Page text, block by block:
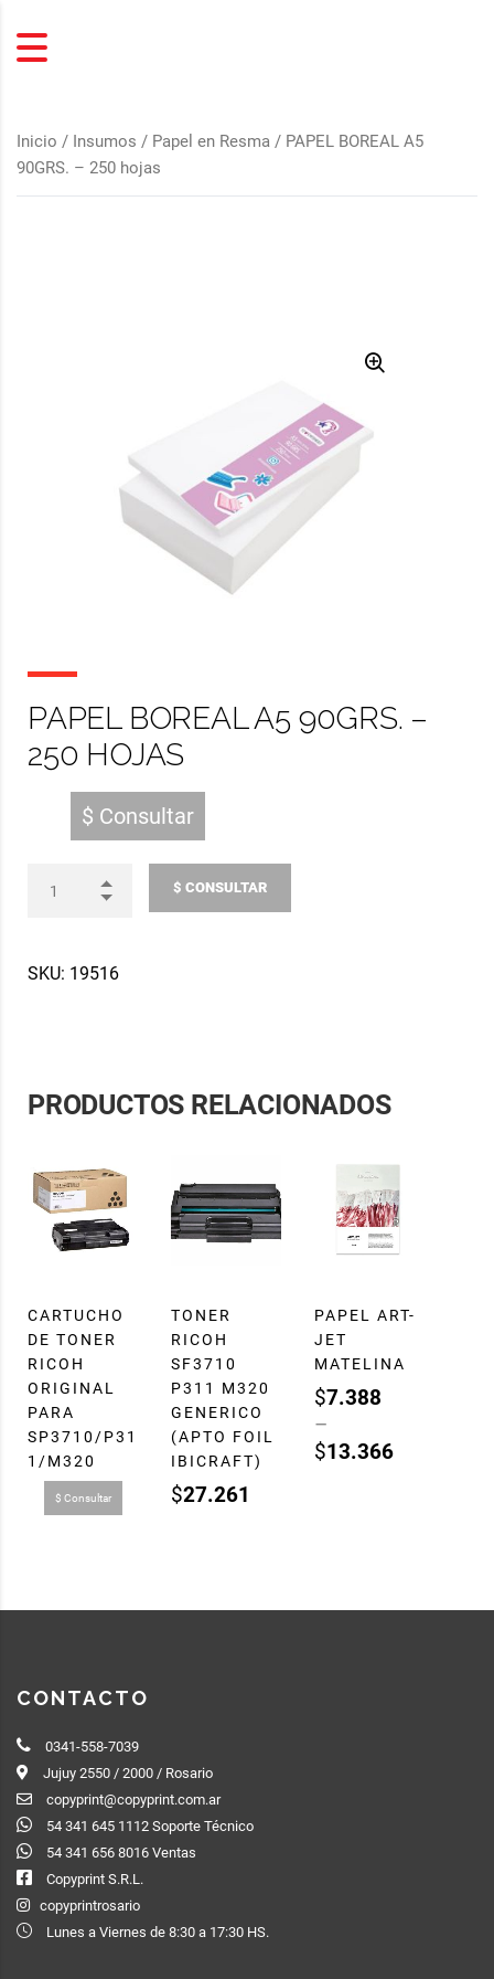
Inicio / Insumos / Papel en Resma / PAPEL BOREAL A5
90GRS. – 250 hojas
PAPEL BOREAL A5 90GRS. –
250 HOJAS
$ Consultar
$ CONSULTAR
SKU: 19516
PRODUCTOS RELACIONADOS
CARTUCHO
DE TONER
RICOH
ORIGINAL
PARA
SP3710/P31
1/M320
$ Consultar
TONER
RICOH
SF3710
P311 M320
GENERICO
(APTO FOIL
IBICRAFT)
$27.261
PAPEL ART-
JET
MATELINA
$7.388
–
$13.366
CONTACTO
0341-558-7039
Jujuy 2550 / 2000 / Rosario
copyprint@copyprint.com.ar
54 341 645 1112 Soporte Técnico
54 341 656 8016 Ventas
Copyprint S.R.L.
copyprintrosario
Lunes a Viernes de 8:30 a 17:30 HS.